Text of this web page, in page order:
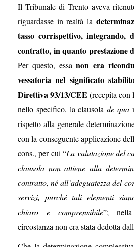
Il Tribunale di Trento aveva
riguardasse in realtà la
tasso corrispettivo, integrando,
contratto, in quanto prestazione
Per questo, essanon era
vessatoria nel significato
Direttiva 93/13/CEE (recepita con
nello specifico, la clausola de qua
rispetto alla generale
con la conseguente applicazione
cons., per cui “La valutazione del
clausola non attiene alla
contratto, né all’adeguatezza del
servizi, purché tali elementi
chiaro e comprensibile”;
circostanza non era stata dedotta